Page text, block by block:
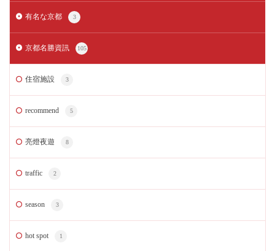
有名な京都 3
京都名勝資訊 105
住宿施設 3
recommend 5
亮燈夜遊 8
traffic 2
season 3
hot spot 1